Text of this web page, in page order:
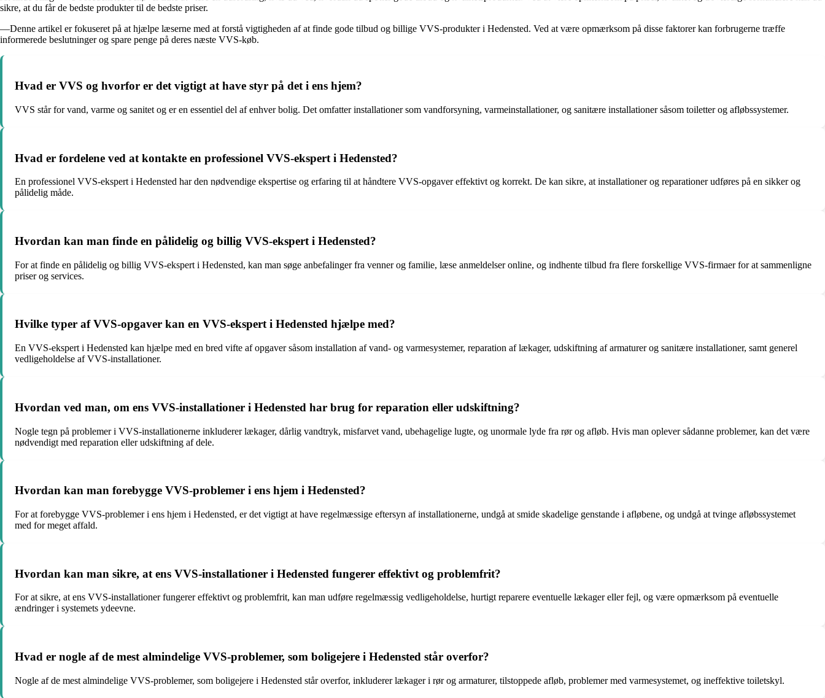
sikre, at du får de bedste produkter til de bedste priser.
—Denne artikel er fokuseret på at hjælpe læserne med at forstå vigtigheden af at finde gode tilbud og billige VVS-produkter i Hedensted. Ved at være opmærksom på disse faktorer kan forbrugerne træffe
informerede beslutninger og spare penge på deres næste VVS-køb.
Hvad er VVS og hvorfor er det vigtigt at have styr på det i ens hjem?
VVS står for vand, varme og sanitet og er en essentiel del af enhver bolig. Det omfatter installationer som vandforsyning, varmeinstallationer, og sanitære installationer såsom toiletter og afløbssystemer.
Hvad er fordelene ved at kontakte en professionel VVS-ekspert i Hedensted?
En professionel VVS-ekspert i Hedensted har den nødvendige ekspertise og erfaring til at håndtere VVS-opgaver effektivt og korrekt. De kan sikre, at installationer og reparationer udføres på en sikker og
pålidelig måde.
Hvordan kan man finde en pålidelig og billig VVS-ekspert i Hedensted?
For at finde en pålidelig og billig VVS-ekspert i Hedensted, kan man søge anbefalinger fra venner og familie, læse anmeldelser online, og indhente tilbud fra flere forskellige VVS-firmaer for at sammenligne
priser og services.
Hvilke typer af VVS-opgaver kan en VVS-ekspert i Hedensted hjælpe med?
En VVS-ekspert i Hedensted kan hjælpe med en bred vifte af opgaver såsom installation af vand- og varmesystemer, reparation af lækager, udskiftning af armaturer og sanitære installationer, samt generel
vedligeholdelse af VVS-installationer.
Hvordan ved man, om ens VVS-installationer i Hedensted har brug for reparation eller udskiftning?
Nogle tegn på problemer i VVS-installationerne inkluderer lækager, dårlig vandtryk, misfarvet vand, ubehagelige lugte, og unormale lyde fra rør og afløb. Hvis man oplever sådanne problemer, kan det være
nødvendigt med reparation eller udskiftning af dele.
Hvordan kan man forebygge VVS-problemer i ens hjem i Hedensted?
For at forebygge VVS-problemer i ens hjem i Hedensted, er det vigtigt at have regelmæssige eftersyn af installationerne, undgå at smide skadelige genstande i afløbene, og undgå at tvinge afløbssystemet
med for meget affald.
Hvordan kan man sikre, at ens VVS-installationer i Hedensted fungerer effektivt og problemfrit?
For at sikre, at ens VVS-installationer fungerer effektivt og problemfrit, kan man udføre regelmæssig vedligeholdelse, hurtigt reparere eventuelle lækager eller fejl, og være opmærksom på eventuelle
ændringer i systemets ydeevne.
Hvad er nogle af de mest almindelige VVS-problemer, som boligejere i Hedensted står overfor?
Nogle af de mest almindelige VVS-problemer, som boligejere i Hedensted står overfor, inkluderer lækager i rør og armaturer, tilstoppede afløb, problemer med varmesystemet, og ineffektive toiletskyl.